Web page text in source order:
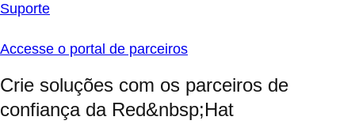
Suporte
Accesse o portal de parceiros
Crie soluções com os parceiros de
confiança da Red&nbsp;Hat